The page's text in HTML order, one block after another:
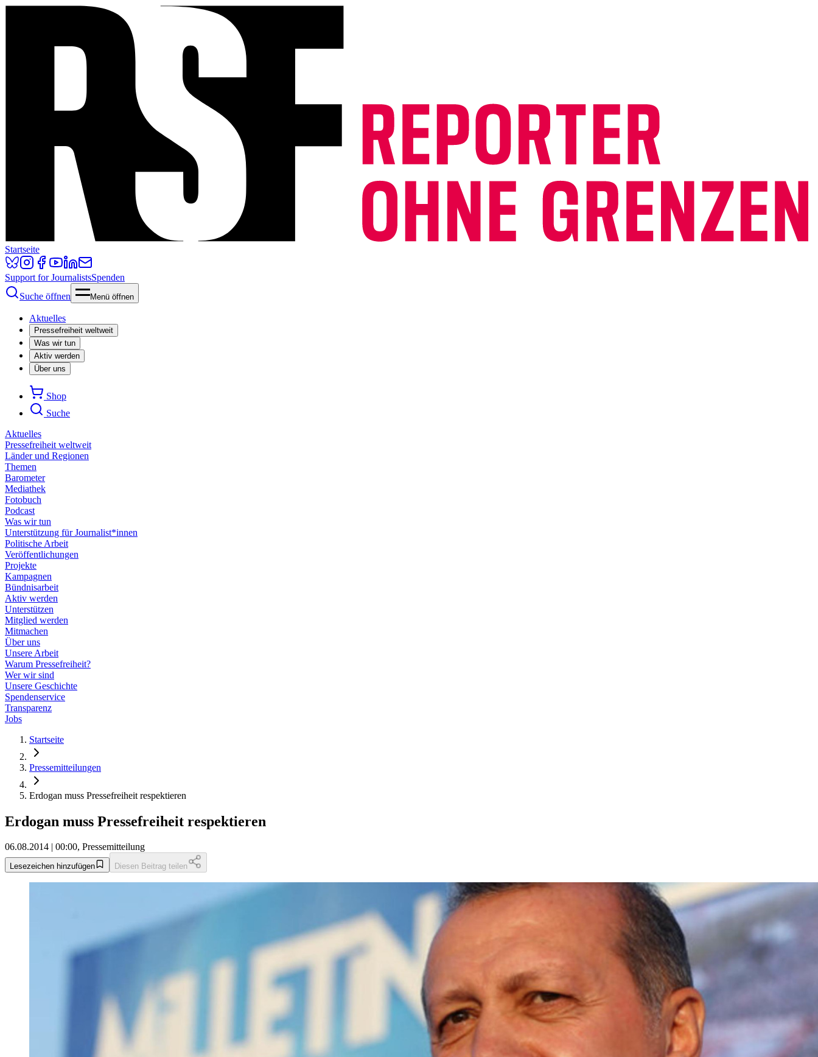
Startseite
Support for JournalistsSpenden
Suche öffnen
Menü öffnen
Aktuelles
Pressefreiheit weltweit
Was wir tun
Aktiv werden
Über uns
Shop
Suche
Aktuelles
Pressefreiheit weltweit
Länder und Regionen
Themen
Barometer
Mediathek
Fotobuch
Podcast
Was wir tun
Unterstützung für Journalist*innen
Politische Arbeit
Veröffentlichungen
Projekte
Kampagnen
Bündnisarbeit
Aktiv werden
Unterstützen
Mitglied werden
Mitmachen
Über uns
Unsere Arbeit
Warum Pressefreiheit?
Wer wir sind
Unsere Geschichte
Spendenservice
Transparenz
Jobs
Startseite
Pressemitteilungen
Erdogan muss Pressefreiheit respektieren
Erdogan muss Pressefreiheit respektieren
06.08.2014 | 00:00, Pressemitteilung
Lesezeichen hinzufügen Diesen Beitrag teilen